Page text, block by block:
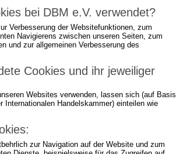
bei DBM e.V. verwendet?
Verbesserung der Websitefunktionen, zum
Navigierens zwischen unseren Seiten, zum
und zur allgemeinen Verbesserung des
Cookies und ihr jeweiliger
Websites verwenden, lassen sich (auf Basis
Internationalen Handelskammer) einteilen wie
zur Navigation auf der Website und zum